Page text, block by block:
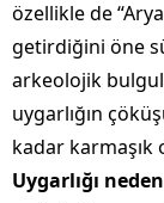
özellikle de
getirdiğini öne
arkeolojik
uygarlığın
kadar karmaşık
Uygarlığı